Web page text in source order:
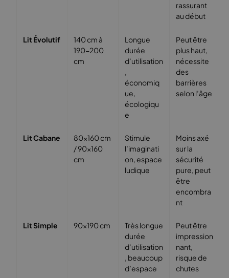
rassurant
au début
Lit Évolutif
140 cm à
190-200
cm
Longue
durée
d’utilisation
,
économiq
ue,
écologiqu
e
Peut être
plus haut,
nécessite
des
barrières
selon l’âge
Lit Cabane
80×160 cm
/ 90×160
cm
Stimule
l’imaginati
on, espace
ludique
Moins axé
sur la
sécurité
pure, peut
être
encombra
nt
Lit Simple 90×190 cm
Très longue
durée
d’utilisation
, beaucoup
d’espace
Peut être
impression
nant,
risque de
chutes